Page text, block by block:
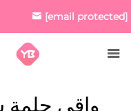
[email protected]
واقي حلمة